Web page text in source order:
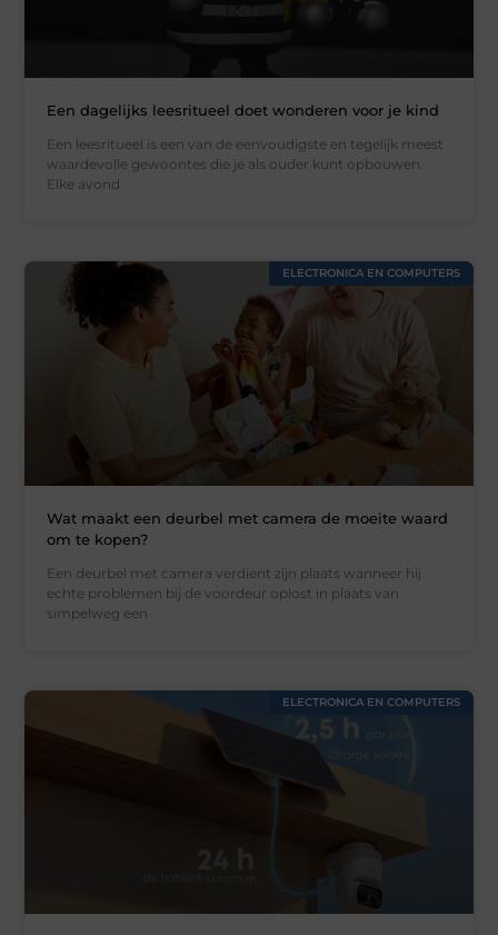
Een dagelijks leesritueel doet wonderen voor je kind
Een leesritueel is een van de eenvoudigste en tegelijk meest
waardevolle gewoontes die je als ouder kunt opbouwen.
Elke avond
ELECTRONICA EN COMPUTERS
Wat maakt een deurbel met camera de moeite waard
om te kopen?
Een deurbel met camera verdient zijn plaats wanneer hij
echte problemen bij de voordeur oplost in plaats van
simpelweg een
ELECTRONICA EN COMPUTERS